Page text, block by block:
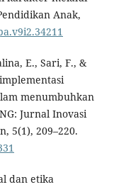
Anak,
E., Sari, F., &
menumbuhkan
Jurnal Inovasi
5(1), 209–220.
dan etika